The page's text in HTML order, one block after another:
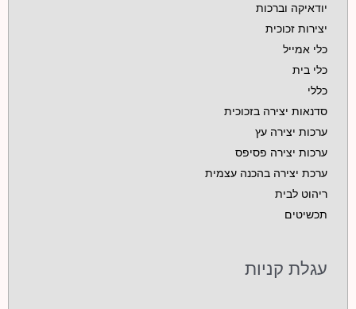
יודאיקה וברכות
יצירות זכוכית
כלי אמייל
כלי בית
כללי
סדנאות יצירה בזכוכית
ערכות יצירה עץ
ערכות יצירה פסיפס
ערכת יצירה בהכנה עצמית
ריהוט לבית
תכשיטים
עגלת קניות